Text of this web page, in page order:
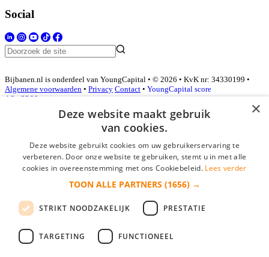
Social
Bijbanen.nl is onderdeel van YoungCapital • © 2026 • KvK nr: 34330199 •
Algemene voorwaarden • Privacy Contact • YoungCapital score
4.3 - 3366 reviews
Inloggen als bedrijf
*
login gegevens onthouden
login
×
Deze website maakt gebruik
van cookies.
Deze website gebruikt cookies om uw gebruikerservaring te
verbeteren. Door onze website te gebruiken, stemt u in met alle
cookies in overeenstemming met ons Cookiebeleid. Lees verder
TOON ALLE PARTNERS (1656) →
STRIKT NOODZAKELIJK PRESTATIE
TARGETING FUNCTIONEEL